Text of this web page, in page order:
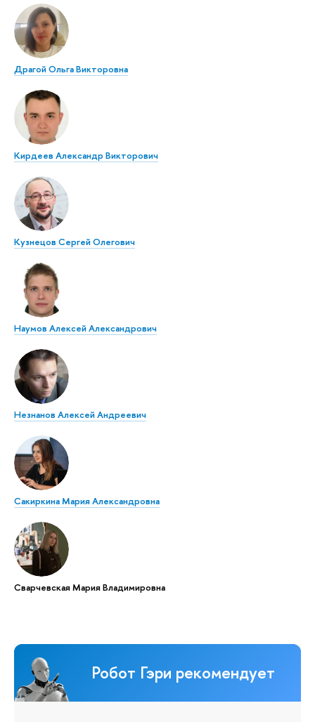
Драгой Ольга Викторовна
Кирдеев Александр Викторович
Кузнецов Сергей Олегович
Наумов Алексей Александрович
Незнанов Алексей Андреевич
Сакиркина Мария Александровна
Сварчевская Мария Владимировна
Робот Гэри рекомендует